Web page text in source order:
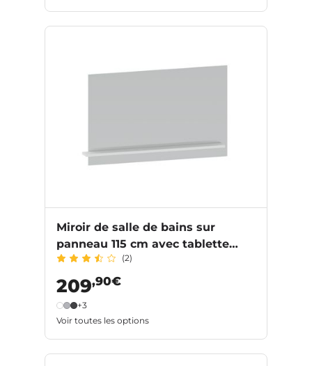
Miroir de salle de bains sur
panneau 115 cm avec tablette
INFINY
(2)
209,90€
+3
Voir toutes les options